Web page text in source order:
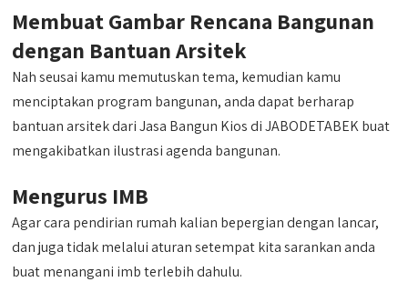
Membuat Gambar Rencana Bangunan
dengan Bantuan Arsitek
Nah seusai kamu memutuskan tema, kemudian kamu
menciptakan program bangunan, anda dapat berharap
bantuan arsitek dari Jasa Bangun Kios di JABODETABEK buat
mengakibatkan ilustrasi agenda bangunan.
Mengurus IMB
Agar cara pendirian rumah kalian bepergian dengan lancar,
dan juga tidak melalui aturan setempat kita sarankan anda
buat menangani imb terlebih dahulu.